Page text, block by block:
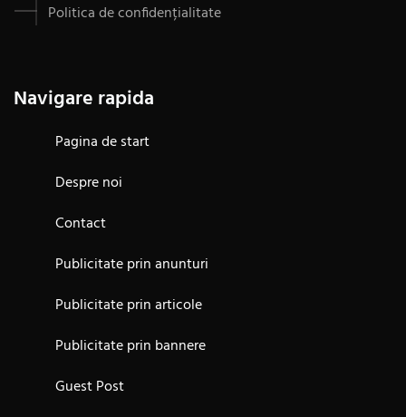
Politica de confidențialitate
Navigare rapida
Pagina de start
Despre noi
Contact
Publicitate prin anunturi
Publicitate prin articole
Publicitate prin bannere
Guest Post